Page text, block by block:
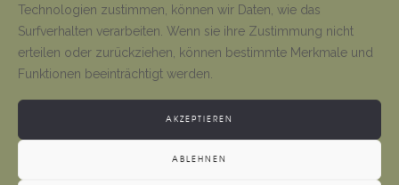
Technologien zustimmen, können wir Daten, wie das
Surfverhalten verarbeiten. Wenn sie ihre Zustimmung nicht
erteilen oder zurückziehen, können bestimmte Merkmale und
Funktionen beeinträchtigt werden.
AKZEPTIEREN
ABLEHNEN
Gottesdienste und Vermeldungen
Tino Jäger 1. August 2026